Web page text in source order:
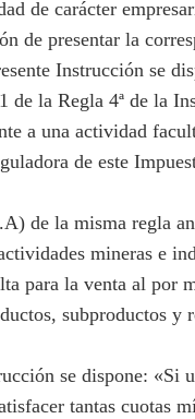
de carácter
de presentar la
Instrucción se
la Regla 4ª de la
a una actividad
de este
de la misma regla
mineras e
para la venta al por
subproductos y
se dispone: «Si
tantas cuotas